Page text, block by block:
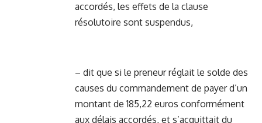
accordés, les effets de la clause
résolutoire sont suspendus,
– dit que si le preneur réglait le solde des
causes du commandement de payer d’un
montant de 185,22 euros conformément
aux délais accordés, et s’acquittait du